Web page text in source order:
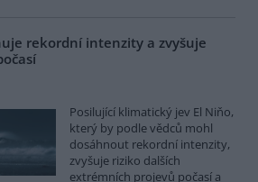
rekordní intenzity a zvyšuje
Posilující klimatický jev El Niňo,
který by podle vědců mohl
dosáhnout rekordní intenzity,
zvyšuje riziko dalších
extrémních projevů počasí a